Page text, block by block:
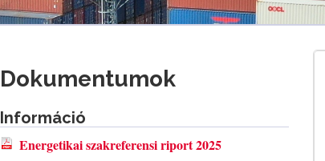
Dokumentumok
Információ
Energetikai szakreferensi riport 2025